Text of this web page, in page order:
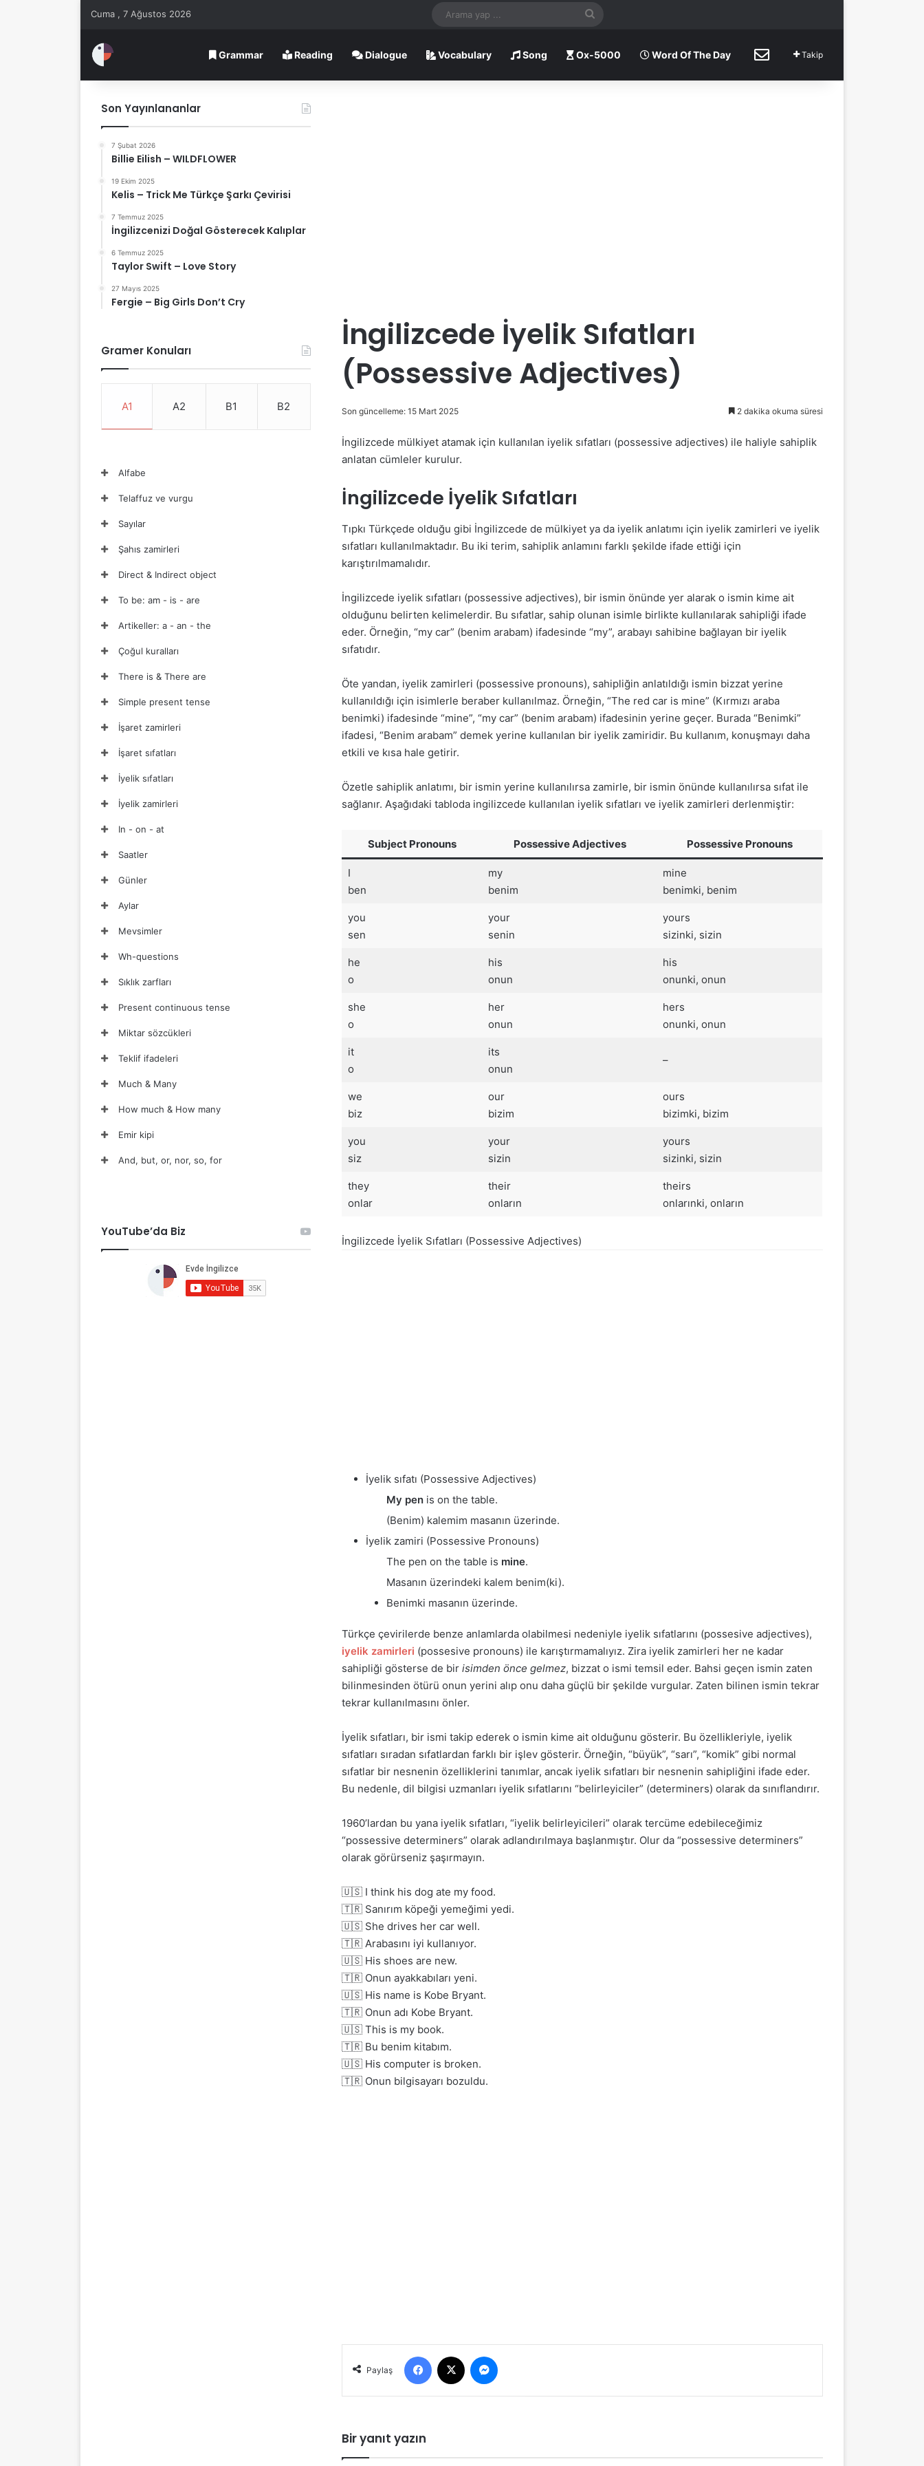
Cuma , 7 Ağustos 2026
Arama
...
Grammar Reading Dialogue Vocabulary Song Ox-5000 Word Of The Day İletişimTakip
İngilizcede İyelik Sıfatları
(Possessive Adjectives)
Son güncelleme: 15 Mart 2025 2 dakika okuma süresi
İngilizcede mülkiyet atamak için kullanılan iyelik sıfatları (possessive adjectives) ile haliyle sahiplik
anlatan cümleler kurulur.
İngilizcede İyelik Sıfatları
Tıpkı Türkçede olduğu gibi İngilizcede de mülkiyet ya da iyelik anlatımı için iyelik zamirleri ve iyelik
sıfatları kullanılmaktadır. Bu iki terim, sahiplik anlamını farklı şekilde ifade ettiği için
karıştırılmamalıdır.
İngilizcede iyelik sıfatları (possessive adjectives), bir ismin önünde yer alarak o ismin kime ait
olduğunu belirten kelimelerdir. Bu sıfatlar, sahip olunan isimle birlikte kullanılarak sahipliği ifade
eder. Örneğin, “my car” (benim arabam) ifadesinde “my”, arabayı sahibine bağlayan bir iyelik
sıfatıdır.
Öte yandan, iyelik zamirleri (possessive pronouns), sahipliğin anlatıldığı ismin bizzat yerine
kullanıldığı için isimlerle beraber kullanılmaz. Örneğin, “The red car is mine” (Kırmızı araba
benimki) ifadesinde “mine”, “my car” (benim arabam) ifadesinin yerine geçer. Burada “Benimki”
ifadesi, “Benim arabam” demek yerine kullanılan bir iyelik zamiridir. Bu kullanım, konuşmayı daha
etkili ve kısa hale getirir.
Özetle sahiplik anlatımı, bir ismin yerine kullanılırsa zamirle, bir ismin önünde kullanılırsa sıfat ile
sağlanır. Aşağıdaki tabloda ingilizcede kullanılan iyelik sıfatları ve iyelik zamirleri derlenmiştir:
Subject Pronouns Possessive Adjectives Possessive Pronouns
I
ben
my
benim
mine
benimki, benim
you
sen
your
senin
yours
sizinki, sizin
he
o
his
onun
his
onunki, onun
she
o
her
onun
hers
onunki, onun
it
o
its
onun
–
we
biz
our
bizim
ours
bizimki, bizim
you
siz
your
sizin
yours
sizinki, sizin
they
onlar
their
onların
theirs
onlarınki, onların
İngilizcede İyelik Sıfatları (Possessive Adjectives)
İyelik sıfatı (Possessive Adjectives)
My pen is on the table.
(Benim) kalemim masanın üzerinde.
İyelik zamiri (Possessive Pronouns)
The pen on the table is mine.
Masanın üzerindeki kalem benim(ki).
Benimki masanın üzerinde.
Türkçe çevirilerde benze anlamlarda olabilmesi nedeniyle iyelik sıfatlarını (possesive adjectives),
iyelik zamirleri (possesive pronouns) ile karıştırmamalıyız. Zira iyelik zamirleri her ne kadar
sahipliği gösterse de bir isimden önce gelmez, bizzat o ismi temsil eder. Bahsi geçen ismin zaten
bilinmesinden ötürü onun yerini alıp onu daha güçlü bir şekilde vurgular. Zaten bilinen ismin tekrar
tekrar kullanılmasını önler.
İyelik sıfatları, bir ismi takip ederek o ismin kime ait olduğunu gösterir. Bu özellikleriyle, iyelik
sıfatları sıradan sıfatlardan farklı bir işlev gösterir. Örneğin, “büyük”, “sarı”, “komik” gibi normal
sıfatlar bir nesnenin özelliklerini tanımlar, ancak iyelik sıfatları bir nesnenin sahipliğini ifade eder.
Bu nedenle, dil bilgisi uzmanları iyelik sıfatlarını “belirleyiciler” (determiners) olarak da sınıflandırır.
1960’lardan bu yana iyelik sıfatları, “iyelik belirleyicileri” olarak tercüme edebileceğimiz
“possessive determiners” olarak adlandırılmaya başlanmıştır. Olur da “possessive determiners”
olarak görürseniz şaşırmayın.
🇺🇸 I think his dog ate my food.
🇹🇷 Sanırım köpeği yemeğimi yedi.
🇺🇸 She drives her car well.
🇹🇷 Arabasını iyi kullanıyor.
🇺🇸 His shoes are new.
🇹🇷 Onun ayakkabıları yeni.
🇺🇸 His name is Kobe Bryant.
🇹🇷 Onun adı Kobe Bryant.
🇺🇸 This is my book.
🇹🇷 Bu benim kitabım.
🇺🇸 His computer is broken.
🇹🇷 Onun bilgisayarı bozuldu.
Paylaş
Facebook
Bir yanıt yazın
Son Yayınlananlar
7 Şubat 2026
Billie Eilish – WILDFLOWER
19 Ekim 2025
Kelis – Trick Me Türkçe Şarkı Çevirisi
7 Temmuz 2025
İngilizcenizi Doğal Gösterecek Kalıplar
6 Temmuz 2025
Taylor Swift – Love Story
27 Mayıs 2025
Fergie – Big Girls Don’t Cry
Gramer Konuları
A1 A2 B1 B2
Alfabe
Telaffuz ve vurgu
Sayılar
Şahıs zamirleri
Direct & Indirect object
To be: am - is - are
Artikeller: a - an - the
Çoğul kuralları
There is & There are
Simple present tense
İşaret zamirleri
İşaret sıfatları
İyelik sıfatları
İyelik zamirleri
In - on - at
Saatler
Günler
Aylar
Mevsimler
Wh-questions
Sıklık zarfları
Present continuous tense
Miktar sözcükleri
Teklif ifadeleri
Much & Many
How much & How many
Emir kipi
And, but, or, nor, so, for
YouTube’da Biz